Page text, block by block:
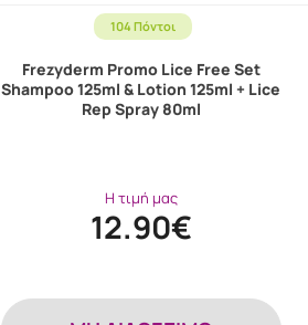
104 Πόντοι
Frezyderm Promo Lice Free Set
Shampoo 125ml & Lotion 125ml + Lice
Rep Spray 80ml
Η τιμή μας
12.90€